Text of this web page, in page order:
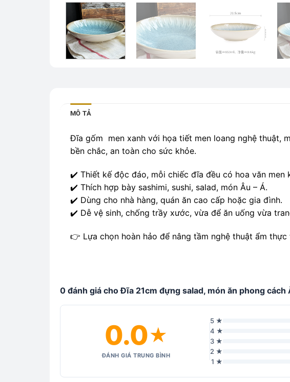
MÔ TẢ
Đĩa gốm men xanh với họa tiết men loang nghệ thuật,
bền chắc, an toàn cho sức khỏe.
✔️ Thiết kế độc đáo, mỗi chiếc đĩa đều có hoa văn men
✔️ Thích hợp bày sashimi, sushi, salad, món Âu – Á.
✔️ Dùng cho nhà hàng, quán ăn cao cấp hoặc gia đình.
✔️ Dễ vệ sinh, chống trầy xước, vừa để ăn uống vừa
👉 Lựa chọn hoàn hảo để nâng tầm nghệ thuật ẩm thực
0 đánh giá cho Đĩa 21cm đựng salad, món ăn phong cách
0.0★
ĐÁNH GIÁ TRUNG BÌNH
5 ★
4 ★
3 ★
2 ★
1 ★